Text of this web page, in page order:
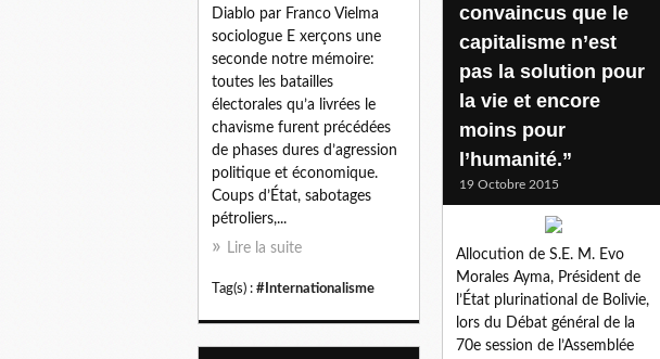
Diablo par Franco Vielma
sociologue E xerçons une
seconde notre mémoire:
toutes les batailles
électorales qu’a livrées le
chavisme furent précédées
de phases dures d’agression
politique et économique.
Coups d’État, sabotages
pétroliers,...
Lire la suite
Tag(s) : #Internationalisme
convaincus que le
capitalisme n’est
pas la solution pour
la vie et encore
moins pour
l’humanité.”
19 Octobre 2015
Allocution de S.E. M. Evo
Morales Ayma, Président de
l’État plurinational de Bolivie,
lors du Débat général de la
70e session de l’Assemblée